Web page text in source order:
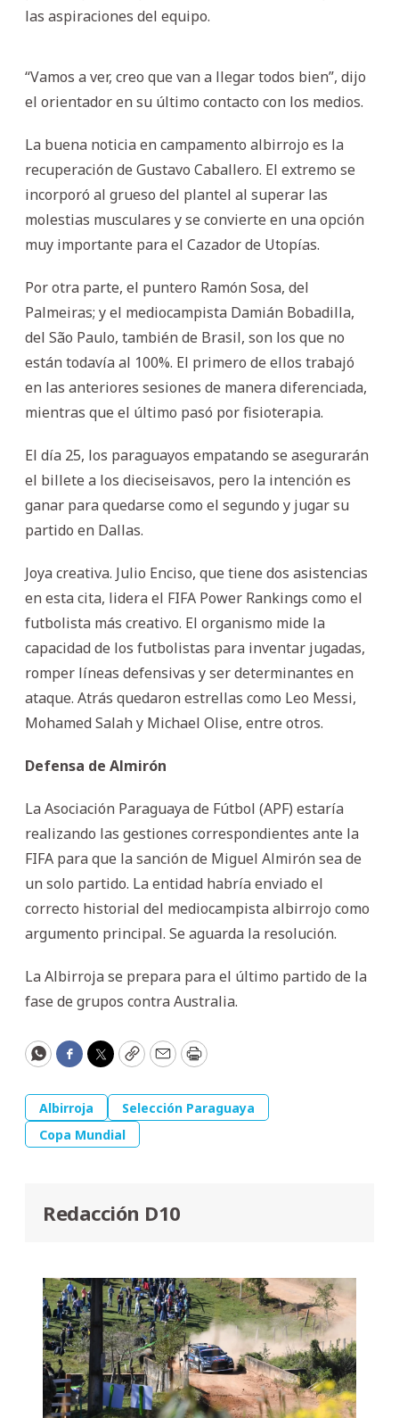
las aspiraciones del equipo.
“Vamos a ver, creo que van a llegar todos bien”, dijo
el orientador en su último contacto con los medios.
La buena noticia en campamento albirrojo es la
recuperación de Gustavo Caballero. El extremo se
incorporó al grueso del plantel al superar las
molestias musculares y se convierte en una opción
muy importante para el Cazador de Utopías.
Por otra parte, el puntero Ramón Sosa, del
Palmeiras; y el mediocampista Damián Bobadilla,
del São Paulo, también de Brasil, son los que no
están todavía al 100%. El primero de ellos trabajó
en las anteriores sesiones de manera diferenciada,
mientras que el último pasó por fisioterapia.
El día 25, los paraguayos empatando se asegurarán
el billete a los dieciseisavos, pero la intención es
ganar para quedarse como el segundo y jugar su
partido en Dallas.
Joya creativa. Julio Enciso, que tiene dos asistencias
en esta cita, lidera el FIFA Power Rankings como el
futbolista más creativo. El organismo mide la
capacidad de los futbolistas para inventar jugadas,
romper líneas defensivas y ser determinantes en
ataque. Atrás quedaron estrellas como Leo Messi,
Mohamed Salah y Michael Olise, entre otros.
Defensa de Almirón
La Asociación Paraguaya de Fútbol (APF) estaría
realizando las gestiones correspondientes ante la
FIFA para que la sanción de Miguel Almirón sea de
un solo partido. La entidad habría enviado el
correcto historial del mediocampista albirrojo como
argumento principal. Se aguarda la resolución.
La Albirroja se prepara para el último partido de la
fase de grupos contra Australia.
WhatsApp
Facebook
Twitter
CopyEmailPrint
Albirroja
Selección Paraguaya
Copa Mundial
Redacción D10